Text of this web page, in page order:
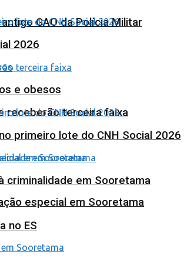
GAO da Polícia Militar
receberão terceira faixa
especial em Sooretama
2026
e obesos
primeiro lote do CNH Social 2026
criminalidade em Sooretama
no ES